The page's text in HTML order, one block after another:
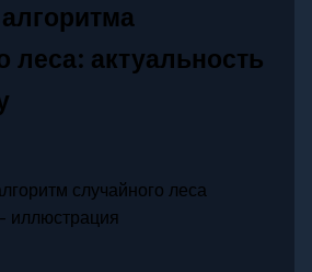
леса: актуальность